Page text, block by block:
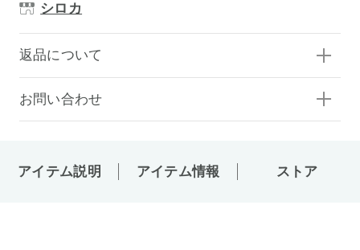
シロカ
返品について
お問い合わせ
アイテム説明 アイテム情報 ストア